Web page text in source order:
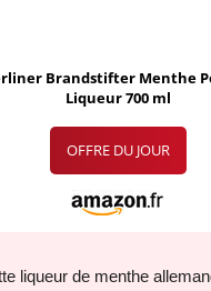
Brandstifter Menthe
Liqueur 700 ml
OFFRE DU JOUR
liqueur de menthe